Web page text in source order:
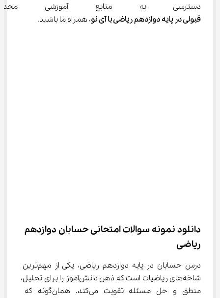
دسترسی به منابع آموزشی
قبولی در پایه دوازدهم ریاضی با آی نو، همراه ما باشید.
دانلود نمونه سوالات امتحانی حسابان دوازدهم
ریاضی
درس حسابان در پایه دوازدهم ریاضی، یکی از مهم‌ترین
شاخه‌های ریاضیات است که ذهن دانش‌آموز را برای تحلیل،
منطق و حل مسئله تقویت می‌کند. همان‌گونه که